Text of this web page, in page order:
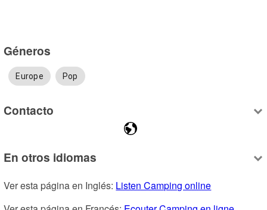
Géneros
Europe Pop
Contacto
En otros idiomas
Ver esta página en Inglés: Listen Camping online